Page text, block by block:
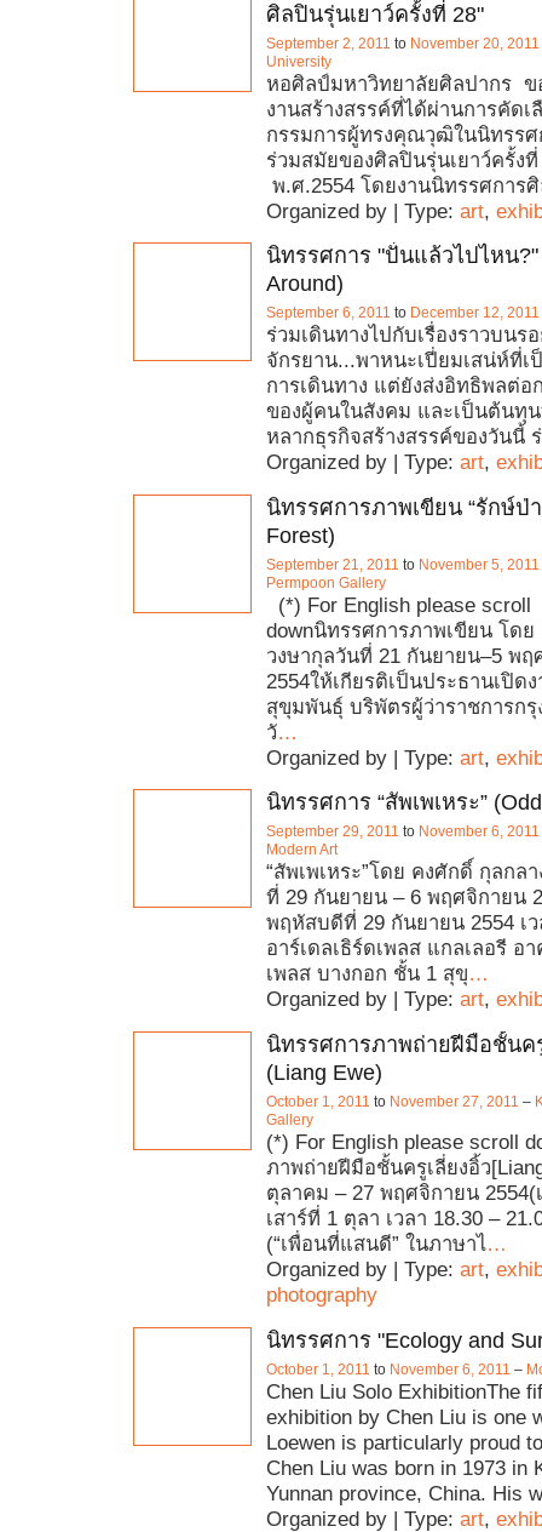
ศิลปินรุ่นเยาว์ครั้งที่ 28"
September 2, 2011 to November 20, 2011
University
หอศิลป์มหาวิทยาลัยศิลปากร
งานสร้างสรรค์ที่ได้ผ่านการคัด
กรรมการผู้ทรงคุณวุฒิในนิทรร
ร่วมสมัยของศิลปินรุ่นเยาว์ครั้ง
พ.ศ.2554 โดยงานนิทรรศการ
Organized by | Type: art,
นิทรรศการ "ปั่นแล้วไปไหน?"
Around)
September 6, 2011 to December 12, 2011
ร่วมเดินทางไปกับเรื่องราวบนร
จักรยาน...พาหนะเปี่ยมเสน่ห์ที่เ
การเดินทาง แต่ยังส่งอิทธิพลต่อ
ของผู้คนในสังคม และเป็นต้นทุ
หลากธุรกิจสร้างสรรค์ของวันนี้ ร่
Organized by | Type: art,
นิทรรศการภาพเขียน “รักษ์ป่า
Forest)
September 21, 2011 to November 5, 2011
Permpoon Gallery
(*) For English please scroll
downนิทรรศการภาพเขียน โด
วงษากุลวันที่ 21 กันยายน–5
2554ให้เกียรติเป็นประธานเปิด
สุขุมพันธุ์ บริพัตรผู้ว่าราชการก
วั…
Organized by | Type: art,
นิทรรศการ “สัพเพเหระ”
September 29, 2011 to November 6, 2011
Modern Art
“สัพเพเหระ”โดย คงศักดิ์ กุลกล
ที่ 29 กันยายน – 6 พฤศจิกายน
พฤหัสบดีที่ 29 กันยายน 2554 เ
อาร์เดลเธิร์ดเพลส แกลเลอรี อ
เพลส บางกอก ชั้น 1 สุขุ…
Organized by | Type: art,
นิทรรศการภาพถ่ายฝีมือชั้นค
(Liang Ewe)
October 1, 2011 to November 27, 2011 –
Gallery
(*) For English please scroll
ภาพถ่ายฝีมือชั้นครูเลี่ยงอิ้ว
ตุลาคม – 27 พฤศจิกายน 2554(
เสาร์ที่ 1 ตุลา เวลา 18.30 –
(“เพื่อนที่แสนดี” ในภาษาไ…
Organized by | Type: art,
photography
นิทรรศการ "Ecology and
October 1, 2011 to November 6, 2011 –
Chen Liu Solo ExhibitionThe
exhibition by Chen Liu is one
Loewen is particularly proud
Chen Liu was born in 1973 in
Yunnan province, China. His
Organized by | Type: art,